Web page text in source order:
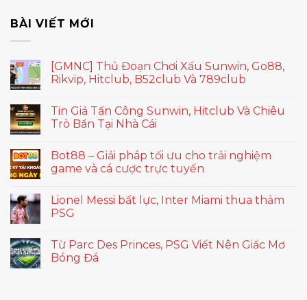
BÀI VIẾT MỚI
[GMNC] Thủ Đoạn Chơi Xấu Sunwin, Go88,
Rikvip, Hitclub, B52club Và 789club
Tin Giả Tấn Công Sunwin, Hitclub Và Chiêu
Trò Bẩn Tại Nhà Cái
Bot88 – Giải pháp tối ưu cho trải nghiệm
game và cá cược trực tuyến
Lionel Messi bất lực, Inter Miami thua thảm
PSG
Từ Parc Des Princes, PSG Viết Nên Giấc Mơ
Bóng Đá